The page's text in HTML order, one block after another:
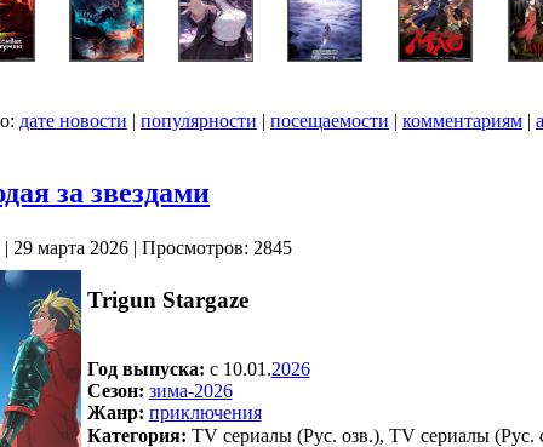
дате новости | популярности | посещаемости | комментариям |
за звездами
| 29 марта 2026 | Просмотров: 2845
Trigun Stargaze
Год выпуска: c 10.01.2026
Сезон: зима-2026
Жанр: приключения
Категория: TV сериалы (Рус. озв.), TV сериалы (Рус.